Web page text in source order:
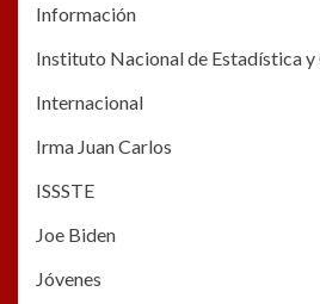
Información
Instituto Nacional de Estadística
Internacional
Irma Juan Carlos
ISSSTE
Joe Biden
Jóvenes